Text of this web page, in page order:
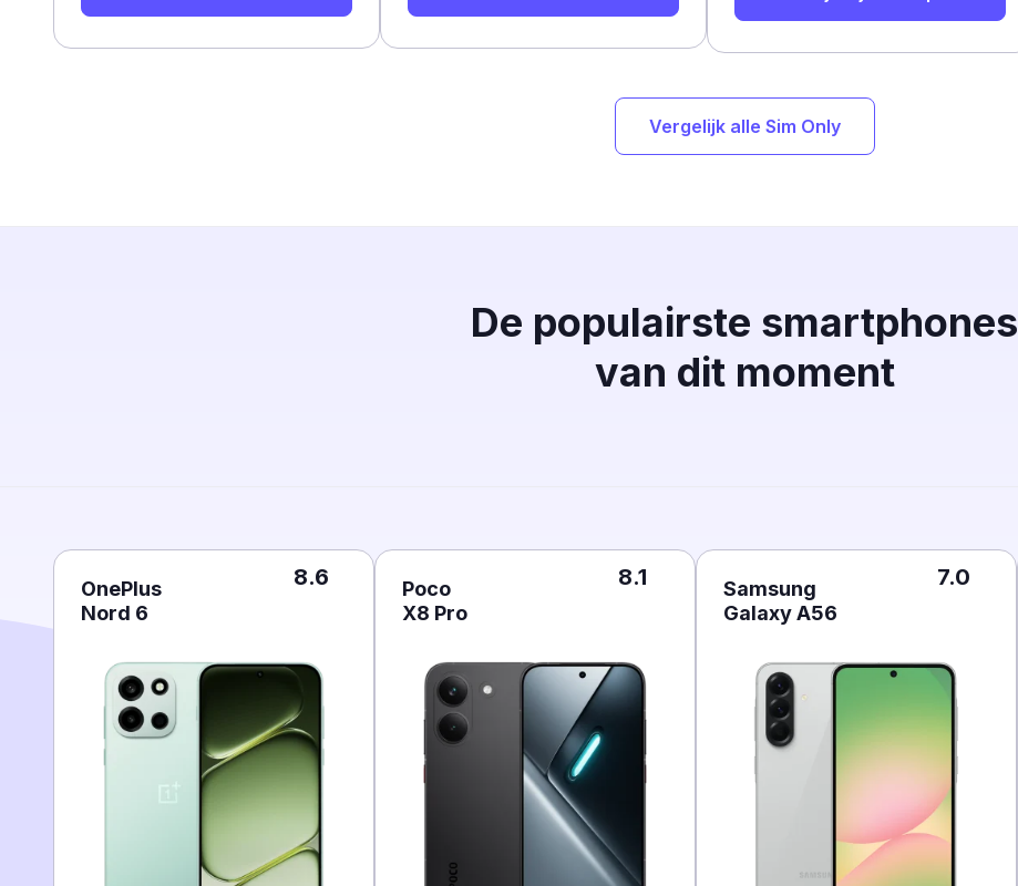
Vergelijk alle Sim Only
De populairste smartphones
van dit moment
OnePlus
Nord 6
8.6
Poco
X8 Pro
8.1
Samsung
Galaxy A56
7.0